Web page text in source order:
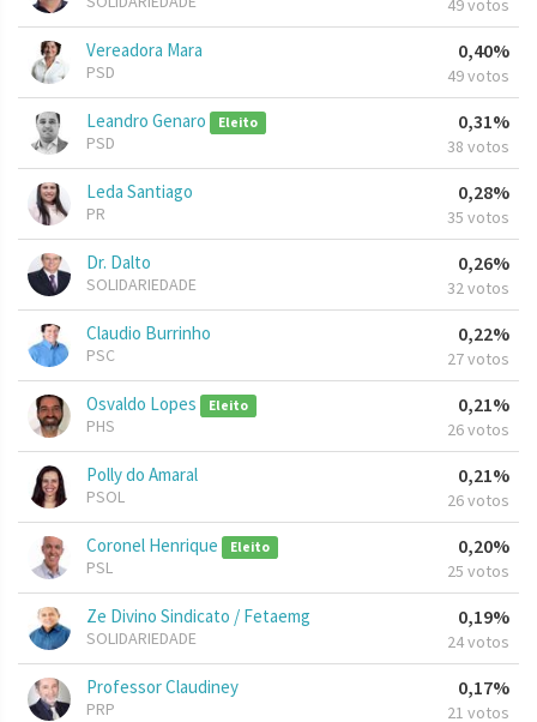
49 votos
Vereadora Mara
PSD
0,40%
49 votos
Leandro Genaro Eleito
PSD
0,31%
38 votos
Leda Santiago
PR
0,28%
35 votos
Dr. Dalto
SOLIDARIEDADE
0,26%
32 votos
Claudio Burrinho
PSC
0,22%
27 votos
Osvaldo Lopes Eleito
PHS
0,21%
26 votos
Polly do Amaral
PSOL
0,21%
26 votos
Coronel Henrique Eleito
PSL
0,20%
25 votos
Ze Divino Sindicato / Fetaemg
SOLIDARIEDADE
0,19%
24 votos
Professor Claudiney
PRP
0,17%
21 votos